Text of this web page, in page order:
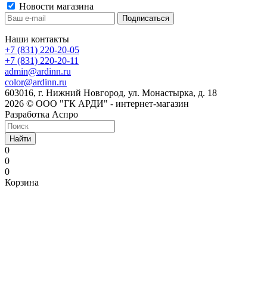
Новости магазина
Наши контакты
+7 (831) 220-20-05
+7 (831) 220-20-11
admin@ardinn.ru
color@ardinn.ru
603016, г. Нижний Новгород, ул. Монастырка, д. 18
2026 © ООО "ГК АРДИ" - интернет-магазин
Разработка Аспро
Найти
0
0
0
Корзина